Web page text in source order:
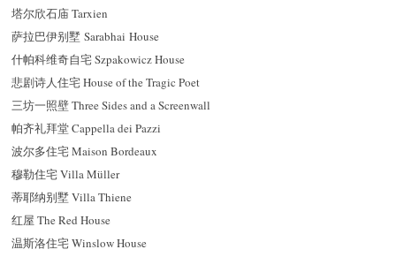
塔尔欣石庙 Tarxien
萨拉巴伊别墅 Sarabhai House
什帕科维奇自宅 Szpakowicz House
悲剧诗人住宅 House of the Tragic Poet
三坊一照壁 Three Sides and a Screenwall
帕齐礼拜堂 Cappella dei Pazzi
波尔多住宅 Maison Bordeaux
穆勒住宅 Villa Müller
蒂耶纳别墅 Villa Thiene
红屋 The Red House
温斯洛住宅 Winslow House